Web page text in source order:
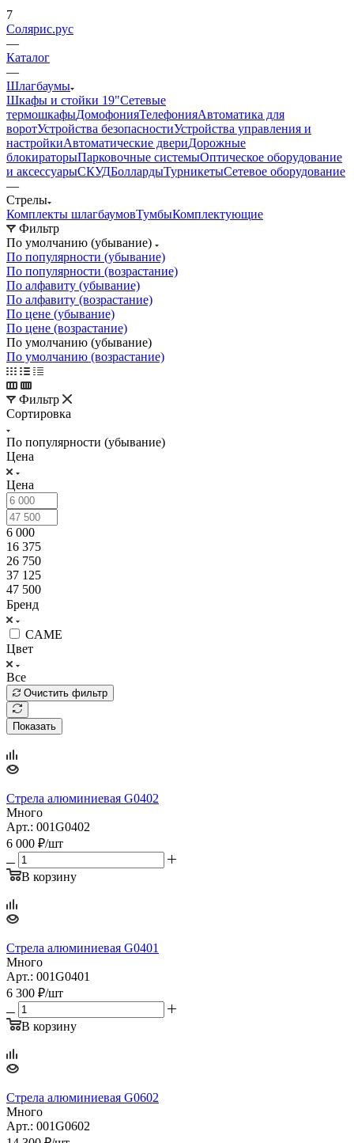
7
Солярис.рус
—
Каталог
—
Шлагбаумы
Шкафы и стойки 19"Сетевые
термошкафыДомофонияТелефонияАвтоматика для
воротУстройства безопасностиУстройства управления и
настройкиАвтоматические двериДорожные
блокираторыПарковочные системыОптическое оборудование
и аксессуарыСКУДБоллардыТурникетыСетевое оборудование
—
Стрелы
Комплекты шлагбаумовТумбыКомплектующие
Фильтр
По умолчанию (убывание)
По популярности (убывание)
По популярности (возрастание)
По алфавиту (убывание)
По алфавиту (возрастание)
По цене (убывание)
По цене (возрастание)
По умолчанию (убывание)
По умолчанию (возрастание)
Фильтр
Сортировка
По популярности (убывание)
Цена
Цена
6 000
16 375
26 750
37 125
47 500
Бренд
CAME
Цвет
Все
Очистить фильтр
Показать
Стрела алюминиевая G0402
Много
Арт.: 001G0402
6 000 ₽/шт
В корзину
Стрела алюминиевая G0401
Много
Арт.: 001G0401
6 300 ₽/шт
В корзину
Стрела алюминиевая G0602
Много
Арт.: 001G0602